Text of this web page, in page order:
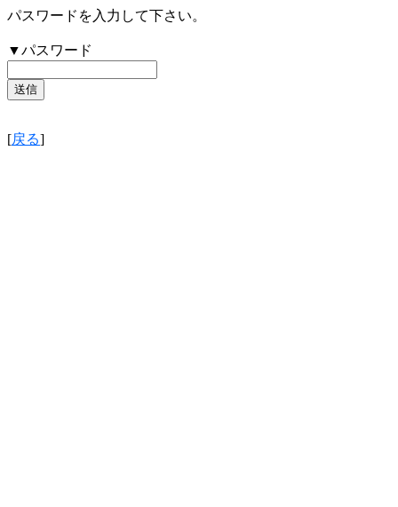
パスワードを入力して下さい。
▼パスワード
[戻る]